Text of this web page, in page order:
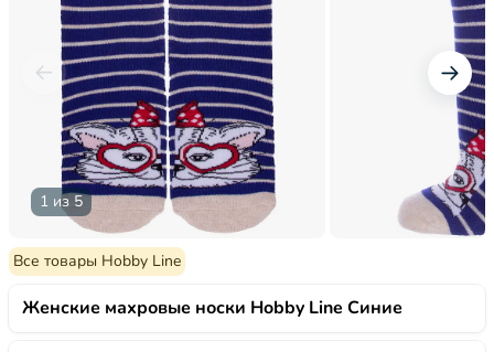
1 из 5
Все товары Hobby Line
Женские махровые носки Hobby Line Синие